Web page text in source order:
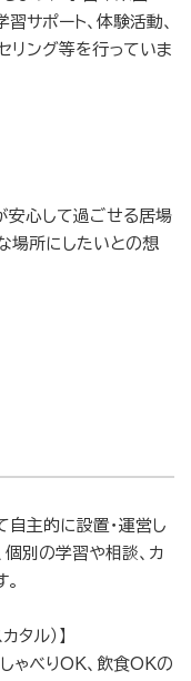
サポート、体験活動、
リング等を行っていま
安心して過ごせる居場
場所にしたいとの想
自主的に設置・運営し
個別の学習や相談、カ
タル）】
ゃべりOK、飲食OKの